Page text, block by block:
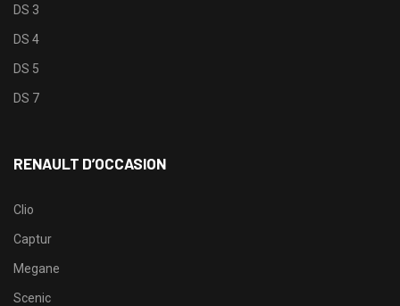
DS 3
DS 4
DS 5
DS 7
RENAULT D’OCCASION
Clio
Captur
Megane
Scenic